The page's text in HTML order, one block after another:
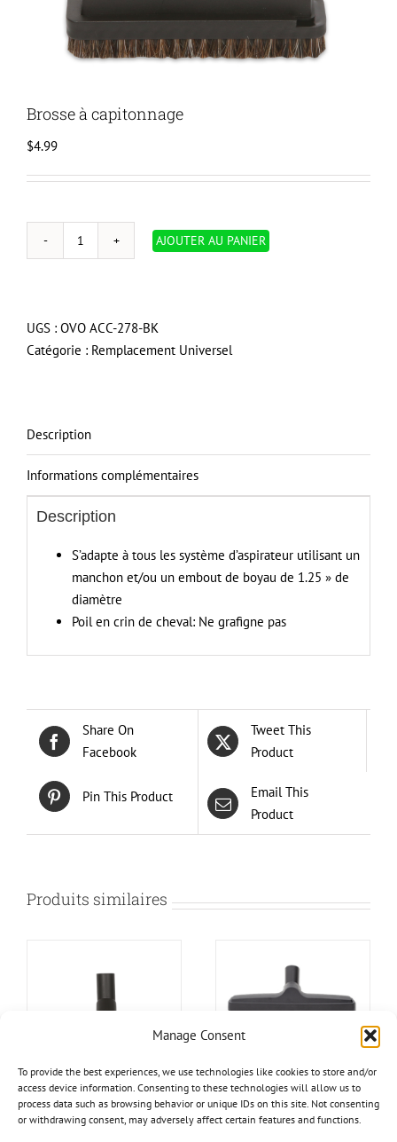
Manage Consent
To provide the best experiences, we use technologies like cookies to store and/or
access device information. Consenting to these technologies will allow us to
process data such as browsing behavior or unique IDs on this site. Not consenting
or withdrawing consent, may adversely affect certain features and functions.
Brosse à capitonnage
$4.99
quantité
AJOUTER AU PANIER
UGS : OVO ACC-278-BK
Catégorie : Remplacement Universel
Description
Informations complémentaires
Description
S’adapte à tous les système d’aspirateur utilisant un
manchon et/ou un embout de boyau de 1.25 » de
diamètre
Poil en crin de cheval: Ne grafigne pas
Share On
Facebook
Tweet This
Product
Pin This Product
Email This
Product
Produits similaires
Brosse Combo
Ensemble de